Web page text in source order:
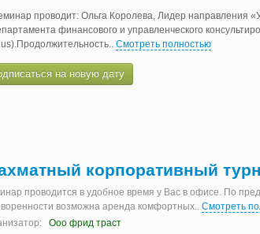
проводит: Ольга Королева, Лидер направления
финансового и управленческого
.. Смотреть полностью
на новую дату
корпоративный
проводится в удобное время у Вас в офисе. По
возможна аренда комфортных
Смотреть
Ооо фрид траст